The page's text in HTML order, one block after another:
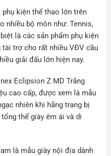
kiện thể thao lớn trên
nhiều bộ môn như: Tennis,
là các sản phẩm phụ kiện
tài trợ cho rất nhiều VĐV cầu
giải đấu lớn hiện nay.
Eclipsion Z MD Trắng
cao cấp, được xem là mẫu
nhiên khi hãng trang bị
thể giày êm ái và di
là mẫu giày nội địa dành